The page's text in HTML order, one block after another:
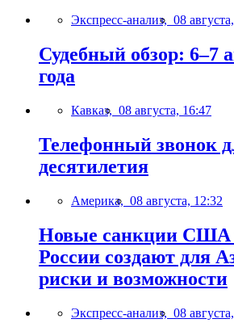
Экспресс-анализ, 08
Судебный обзор: 6–7
года
Кавказ, 08 августа, 16:47
Телефонный звонок
десятилетия
Америка, 08 августа, 12:32
Новые санкции США
России создают для
риски и возможности
Экспресс-анализ, 08